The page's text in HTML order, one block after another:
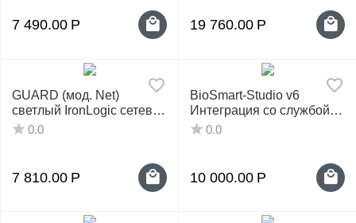
7 490.00 Р 19 760.00 Р
GUARD (мод. Net)
светлый IronLogic сетевой
контроллер СКУД
0.0
7 810.00 Р
BioSmart-Studio v6
Интеграция со службой
каталогов Active Directory
0.0
10 000.00 Р